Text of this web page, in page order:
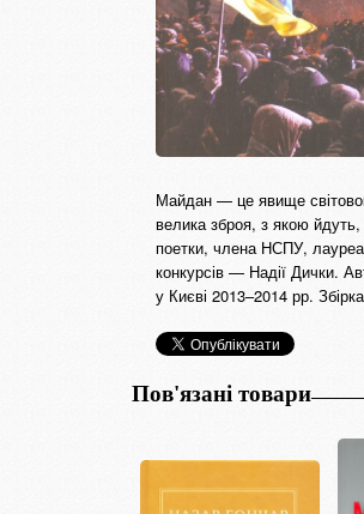
Майдан — це явище
велика зброя, з якою
поетки, члена НСПУ,
конкурсів — Надії Дички.
у Києві 2013–2014 рр.
Пов'язані товари